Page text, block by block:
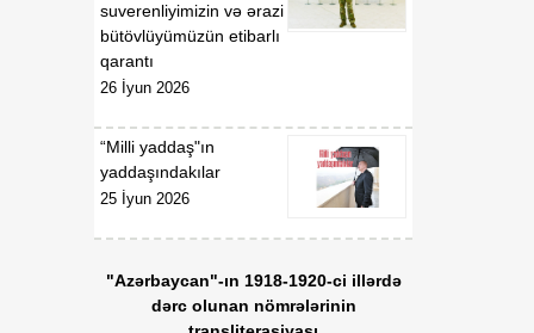
Vaşinqton razılaşması
Azərbaycan
diplomatiyasının növbəti
18:23
Tarixi Vaşinqton görüşü:
ABŞ-Azərbaycan
Qafqazın sülh
mərhələ
18:22
07 Avqust
suverenliyimizin və ərazi
bütövlüyümüzün etibarlı
qarantı
26 İyun 2026
“Milli yaddaş"ın
yaddaşındakılar
25 İyun 2026
"Azərbaycan"-ın 1918-1920-ci illərdə
dərc olunan nömrələrinin